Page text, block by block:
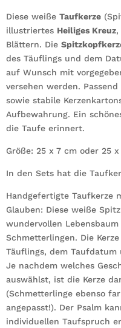
Taufe
mit
Namen
Menge
Diese weiße Taufkerze
illustriertes Heiliges Kreuz,
Blättern. Die
des Täuflings und dem
auf Wunsch mit
versehen werden.
sowie stabile
Aufbewahrung. Ein
die Taufe erinnert.
Größe: 25 x 7 cm oder 25
In den Sets hat die
Handgefertigte Taufkerze
Glauben: Diese weiße
wundervollen
Schmetterlingen. Die
Täuflings, dem Taufdatum
Je nachdem welches
auswählst, ist die Kerze
(Schmetterlinge ebenso
angepasst!). Der Psalm
individuellen Taufspruch